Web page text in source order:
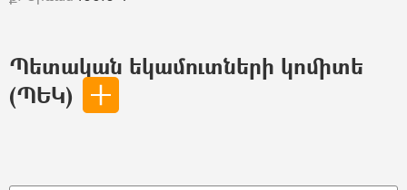
Պետական եկամուտների կոմիտե
(ՊԵԿ)